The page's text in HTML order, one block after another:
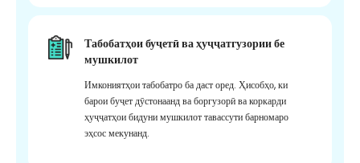
Табобатҳои буҷетӣ ва ҳуҷҷатгузории бе
мушкилот
Имкониятҳои табобатро ба даст оред. Ҳисобҳо, ки
барои буҷет дӯстонаанд ва боргузорӣ ва коркарди
ҳуҷҷатҳои бидуни мушкилот тавассути барномаро
эҳсос мекунанд.